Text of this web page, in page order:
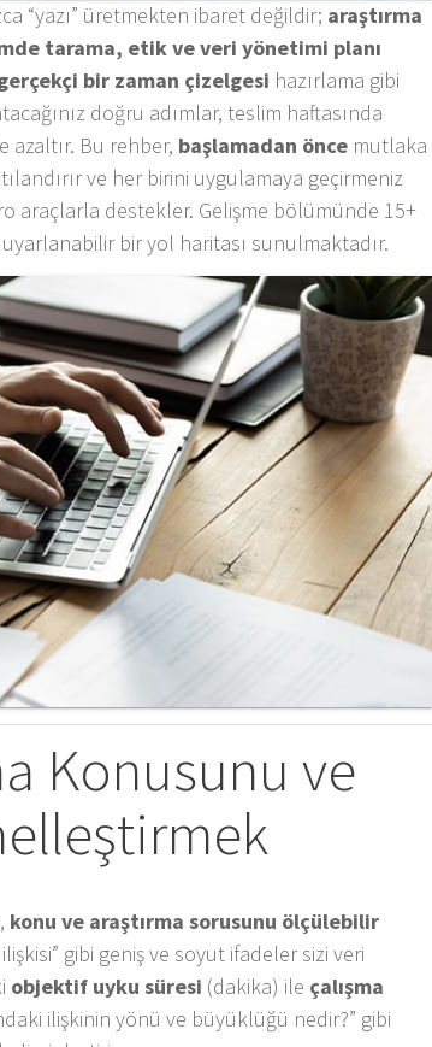
“yazı” üretmekten ibaret değildir; araştırma
tarama, etik ve veri yönetimi planı
bir zaman çizelgesi hazırlama gibi
doğru adımlar, teslim haftasında
azaltır. Bu rehber, başlamadan önce mutlaka
ve her birini uygulamaya geçirmeniz
araçlarla destekler. Gelişme bölümünde 15+
bir yol haritası sunulmaktadır.
Konusunu ve
konu ve araştırma sorusunu ölçülebilir
ilişkisi” gibi geniş ve soyut ifadeler sizi veri
objektif uyku süresi (dakika) ile çalışma
ilişkinin yönü ve büyüklüğü nedir?” gibi